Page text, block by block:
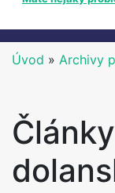
Úvod » Archivy